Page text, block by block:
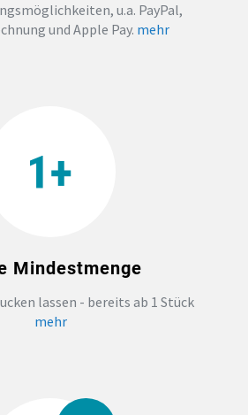
MEHR
u.a. PayPal,
und Apple Pay. mehr
Mindestmenge
lassen - bereits ab 1 Stück
mehr